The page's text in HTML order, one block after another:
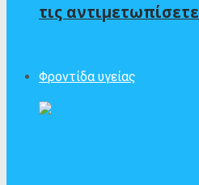
τις αντιμετωπίσετε
Φροντίδα υγείας